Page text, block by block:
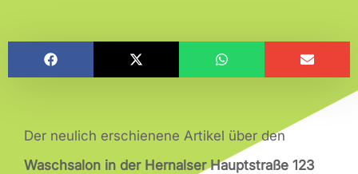
Der neulich erschienene Artikel über den
Waschsalon in der Hernalser Hauptstraße 123